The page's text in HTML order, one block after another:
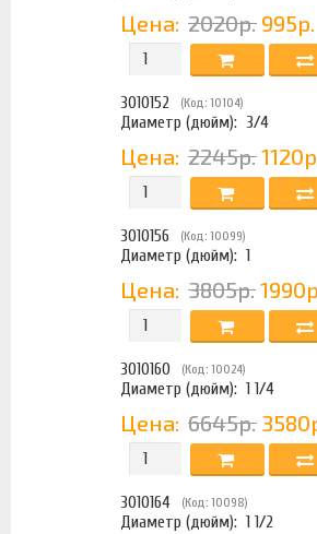
Цена: 2020р. 995р.
3010152 (Код: 10104)
Диаметр (дюйм): 3/4
Цена: 2245р.
3010156 (Код: 10099)
Диаметр (дюйм): 1
Цена: 3805р.
3010160 (Код: 10024)
Диаметр (дюйм): 1 1/4
Цена: 6645р.
3010164 (Код: 10098)
Диаметр (дюйм): 1 1/2